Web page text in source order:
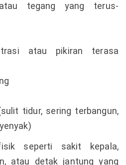
tegang yang terus-
atau pikiran terasa
tidur, sering terbangun,
seperti sakit kepala,
atau detak jantung yang